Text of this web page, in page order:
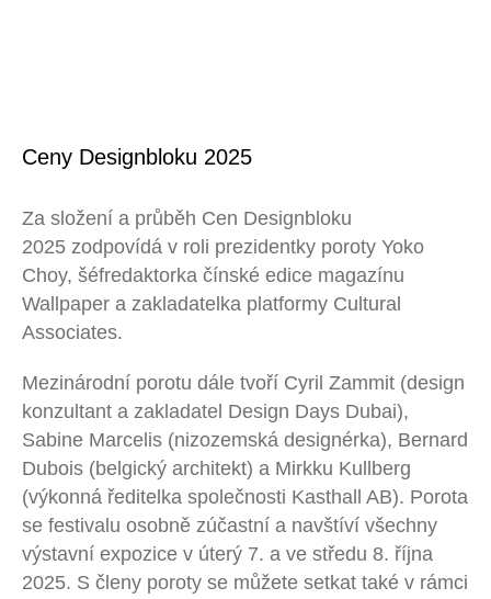
Ceny Designbloku 2025
Za složení a průběh Cen Designbloku
2025 zodpovídá v roli prezidentky poroty Yoko
Choy, šéfredaktorka čínské edice magazínu
Wallpaper a zakladatelka platformy Cultural
Associates.
Mezinárodní porotu dále tvoří Cyril Zammit (design
konzultant a zakladatel Design Days Dubai),
Sabine Marcelis (nizozemská designérka), Bernard
Dubois (belgický architekt) a Mirkku Kullberg
(výkonná ředitelka společnosti Kasthall AB). Porota
se festivalu osobně zúčastní a navštíví všechny
výstavní expozice v úterý 7. a ve středu 8. října
2025. S členy poroty se můžete setkat také v rámci